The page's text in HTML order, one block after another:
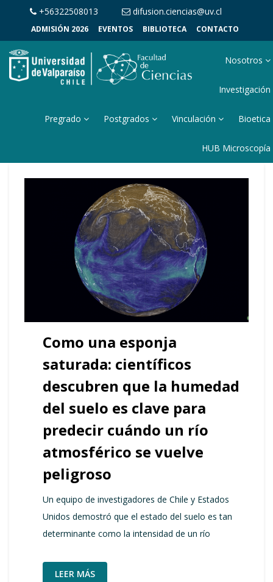
+56322508013 difusion.ciencias@uv.cl
ADMISIÓN 2026 EVENTOS BIBLIOTECA CONTACTO
Nosotros
Investigación
Pregrado Postgrados Vinculación Bioetica
HUB Microscopía
Como una esponja
saturada: científicos
descubren que la humedad
del suelo es clave para
predecir cuándo un río
atmosférico se vuelve
peligroso
Un equipo de investigadores de Chile y Estados
Unidos demostró que el estado del suelo es tan
determinante como la intensidad de un río
LEER MÁS